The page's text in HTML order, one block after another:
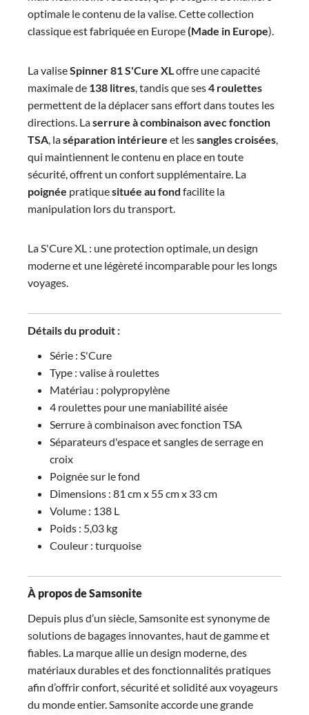
optimale le contenu de la valise. Cette collection
classique est fabriquée en Europe(Made in Europe).
La valiseSpinner 81 S'Cure XLoffre une capacité
maximale de 138 litres, tandis que ses4 roulettes
permettent de la déplacer sans effort dans toutes les
directions. Laserrure à combinaison avec fonction
TSA, laséparation intérieure et lessangles croisées,
qui maintiennent le contenu en place en toute
sécurité, offrent un confort supplémentaire. La
poignée pratiquesituée au fond facilite la
manipulation lors du transport.
La S'Cure XL : une protection optimale, un design
moderne et une légèreté incomparable pour les longs
voyages.
Détails du produit :
Série : S'Cure
Type : valise à roulettes
Matériau : polypropylène
4 roulettes pour une maniabilité aisée
Serrure à combinaison avec fonction TSA
Séparateurs d'espace et sangles de serrage en
croix
Poignée sur le fond
Dimensions : 81 cm x 55 cm x 33 cm
Volume : 138 L
Poids : 5,03 kg
Couleur : turquoise
À propos de Samsonite
Depuis plus d’un siècle, Samsonite est synonyme de
solutions de bagages innovantes, haut de gamme et
fiables. La marque allie un design moderne, des
matériaux durables et des fonctionnalités pratiques
afin d’offrir confort, sécurité et solidité aux voyageurs
du monde entier. Samsonite accorde une grande